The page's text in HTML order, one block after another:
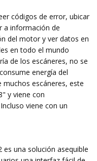
códigos de error, ubicar
a información de
del motor y ver datos en
en todo el mundo
de los escáneres, no se
energía del
muchos escáneres, este
y viene con
viene con un
es una solución asequible